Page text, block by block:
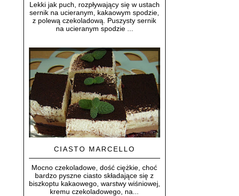
Lekki jak puch, rozpływający się w ustach
sernik na ucieranym, kakaowym spodzie,
z polewą czekoladową. Puszysty sernik
na ucieranym spodzie ...
CIASTO MARCELLO
Mocno czekoladowe, dość ciężkie, choć
bardzo pyszne ciasto składające się z
biszkoptu kakaowego, warstwy wiśniowej,
kremu czekoladowego, na...